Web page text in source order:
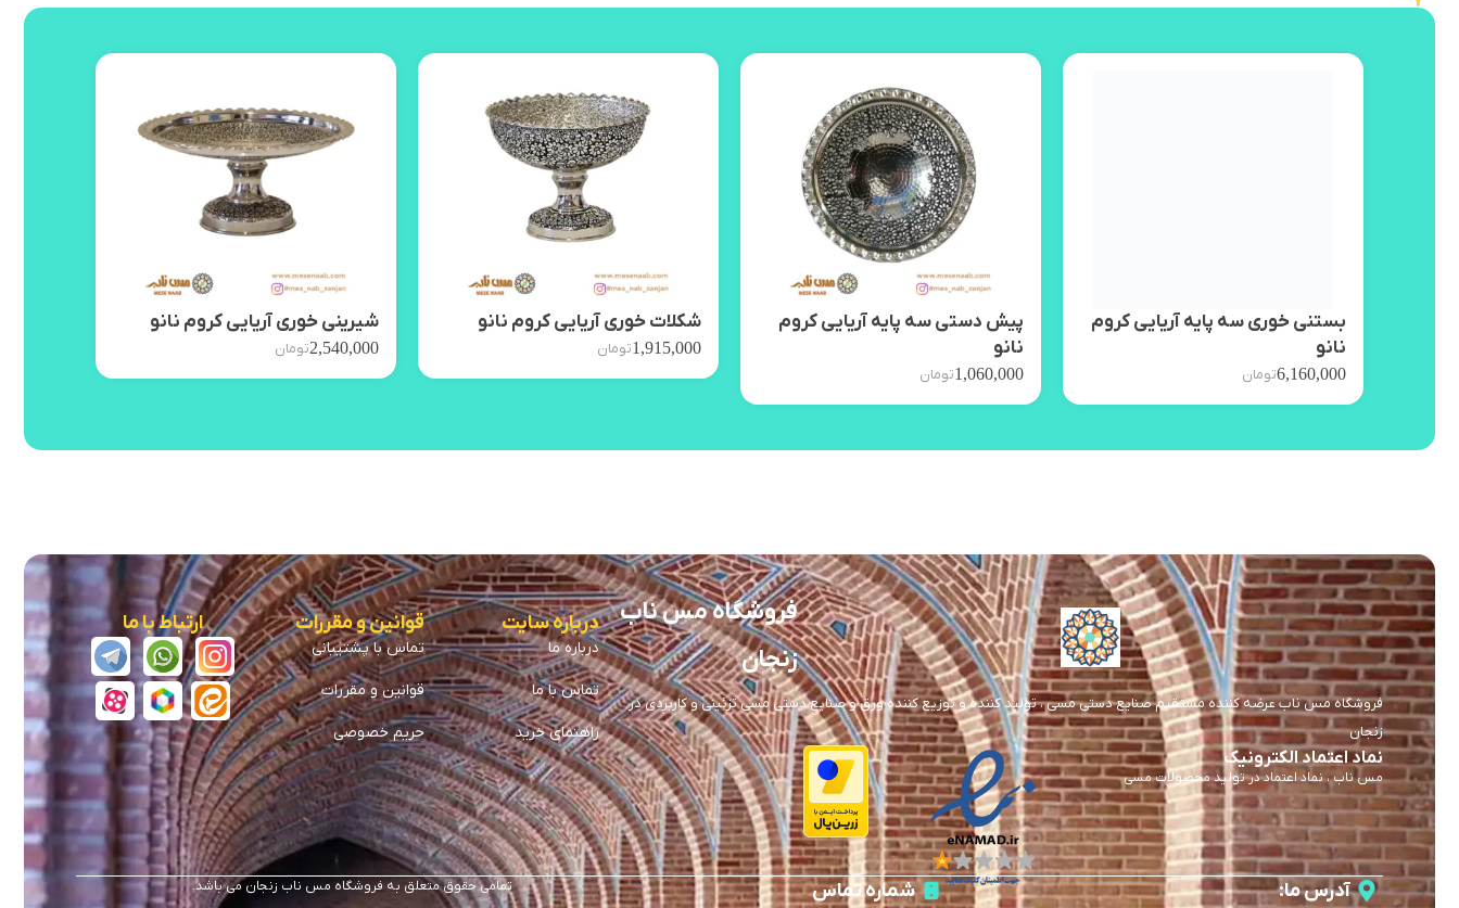
بستنی خوری سه پایه آریایی کروم
نانو
6,160,000تومان
پیش دستی سه پایه آریایی کروم
نانو
1,060,000تومان
شکلات خوری آریایی کروم نانو
1,915,000تومان
شیرینی خوری آریایی کروم نانو
2,540,000تومان
فروشگاه مس ناب
زنجان
فروشگاه مس ناب عرضه کننده مستقیم صنایع دستی مسی ، تولید کننده و توزیع کننده ورق و صنایع دستی مسی تزئینی و کاربردی در
زنجان
نماد اعتماد الکترونیک
مس ناب ، نماد اعتماد در تولید محصولات مسی
درباره سایت
درباره ما
تماس با ما
راهنمای خرید
قوانین و مقررات
تماس با پشتیبانی
قوانین و مقررات
حریم خصوصی
ارتباط با ما
آدرس ما: شماره تماس تمامی حقوق متعلق به فروشگاه مس ناب زنجان می باشد.